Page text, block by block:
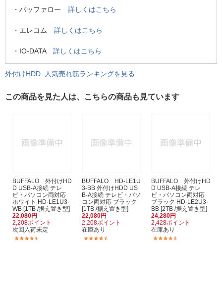
・バッファロー 詳しくはこちら
・エレコム 詳しくはこちら
・IO-DATA 詳しくはこちら
外付けHDD 人気売れ筋ランキングを見る
この商品を見た人は、こちらの商品も見ています
BUFFALO 外付けHD
D USB-A接続 テレ
ビ・パソコン両対応
ホワイト HD-LE1U3-
WB [1TB /据え置き型]
22,080円
2,208ポイント
次回入荷未定
BUFFALO HD-LE1U
3-BB 外付けHDD US
B-A接続 テレビ・パソ
コン両対応 ブラック
[1TB /据え置き型]
22,080円
2,208ポイント
在庫あり
BUFFALO 外付けHD
D USB-A接続 テレ
ビ・パソコン両対応
ブラック HD-LE2U3-
BB [2TB /据え置き型]
24,280円
2,428ポイント
在庫あり